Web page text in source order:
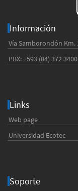
Información
Vía Samborondón Km.
PBX: +593 (04) 372
Links
Web page
Universidad Ecotec
Soporte